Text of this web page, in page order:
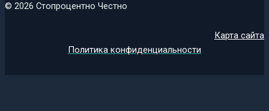
© 2026 Стопроцентно Честно
Карта сайта
Политика конфиденциальности